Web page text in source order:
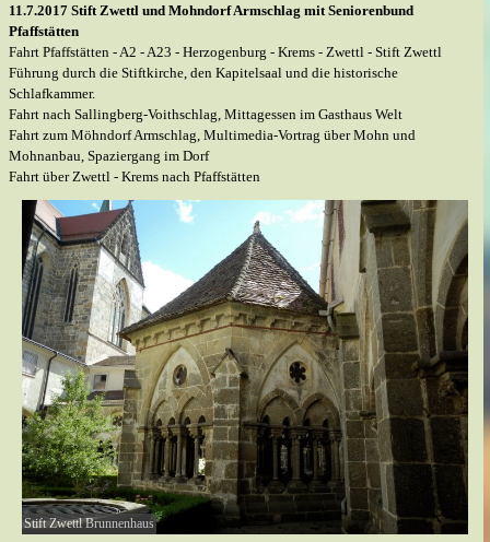
11.7.2017 Stift Zwettl und Mohndorf Armschlag mit Seniorenbund
Pfaffstätten
Fahrt Pfaffstätten - A2 - A23 - Herzogenburg - Krems - Zwettl - Stift Zwettl
Führung durch die Stiftkirche, den Kapitelsaal und die historische
Schlafkammer.
Fahrt nach Sallingberg-Voithschlag, Mittagessen im Gasthaus Welt
Fahrt zum Möhndorf Armschlag, Multimedia-Vortrag über Mohn und
Mohnanbau, Spaziergang im Dorf
Fahrt über Zwettl - Krems nach Pfaffstätten
Stift Zwettl Brunnenhaus